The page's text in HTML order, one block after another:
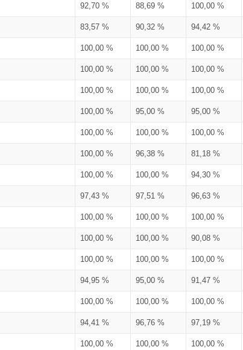
92,70 % 88,69 % 100,00 %
83,57 % 90,32 % 94,42 %
100,00 % 100,00 % 100,00 %
100,00 % 100,00 % 100,00 %
100,00 % 100,00 % 100,00 %
100,00 % 95,00 % 95,00 %
100,00 % 100,00 % 100,00 %
100,00 % 96,38 % 81,18 %
100,00 % 100,00 % 94,30 %
97,43 % 97,51 % 96,63 %
100,00 % 100,00 % 100,00 %
100,00 % 100,00 % 90,08 %
100,00 % 100,00 % 100,00 %
94,95 % 95,00 % 91,47 %
100,00 % 100,00 % 100,00 %
94,41 % 96,76 % 97,19 %
100,00 % 100,00 % 100,00 %